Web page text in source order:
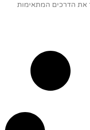
את הדרכים המתאימות